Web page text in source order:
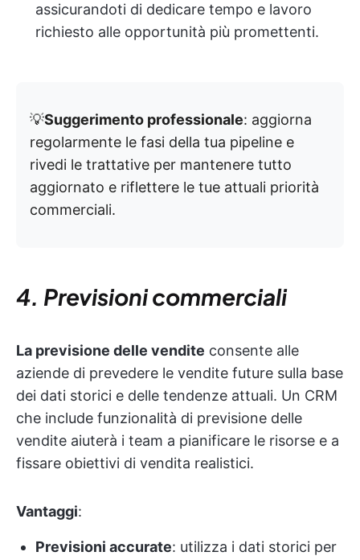
assicurandoti di dedicare tempo e lavoro
richiesto alle opportunità più promettenti.
💡Suggerimento professionale: aggiorna
regolarmente le fasi della tua pipeline e
rivedi le trattative per mantenere tutto
aggiornato e riflettere le tue attuali priorità
commerciali.
4. Previsioni commerciali
La previsione delle vendite consente alle
aziende di prevedere le vendite future sulla base
dei dati storici e delle tendenze attuali. Un CRM
che include funzionalità di previsione delle
vendite aiuterà i team a pianificare le risorse e a
fissare obiettivi di vendita realistici.
Vantaggi:
Previsioni accurate: utilizza i dati storici per